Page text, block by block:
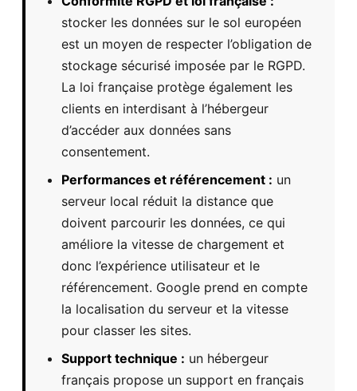
stocker les données sur le sol européen
est un moyen de respecter l’obligation de
stockage sécurisé imposée par le RGPD.
La loi française protège également les
clients en interdisant à l’hébergeur
d’accéder aux données sans
consentement.
Performances et référencement : un
serveur local réduit la distance que
doivent parcourir les données, ce qui
améliore la vitesse de chargement et
donc l’expérience utilisateur et le
référencement. Google prend en compte
la localisation du serveur et la vitesse
pour classer les sites.
Support technique : un hébergeur
français propose un support en français